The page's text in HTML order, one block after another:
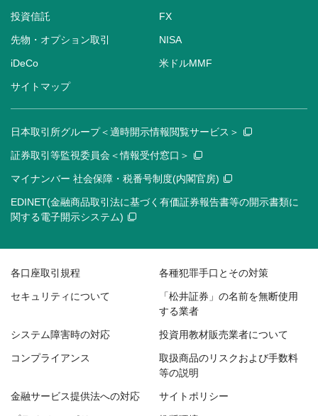
投資信託 FX
先物・オプション取引 NISA
iDeCo 米ドルMMF
サイトマップ
日本取引所グループ＜適時開示情報閲覧サービス＞
証券取引等監視委員会＜情報受付窓口＞
マイナンバー 社会保障・税番号制度(内閣官房)
EDINET(金融商品取引法に基づく有価証券報告書等の開示書類に
関する電子開示システム)
各口座取引規程 各種犯罪手口とその対策
セキュリティについて
「松井証券」の名前を無断使用
する業者
システム障害時の対応 投資用教材販売業者について
コンプライアンス
取扱商品のリスクおよび手数料
等の説明
金融サービス提供法への対応 サイトポリシー